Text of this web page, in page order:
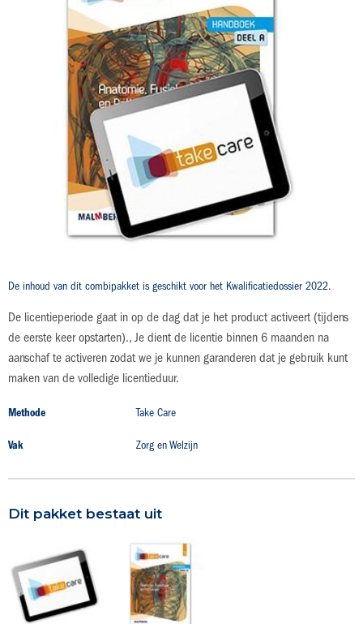
licentie)
€ 50,00
ISBN: 978-94-020-3910-8
Anatomie, Fysiologie en Pathologie
Deel A 2019
licentie 48 maanden
Productdetails
De inhoud van dit combipakket is geschikt voor het Kwalificatiedossier 2022.
De licentieperiode gaat in op de dag dat je het product activeert (tijdens
de eerste keer opstarten)., Je dient de licentie binnen 6 maanden na
aanschaf te activeren zodat we je kunnen garanderen dat je gebruik kunt
maken van de volledige licentieduur.
Methode Take Care
Vak Zorg en Welzijn
Dit pakket bestaat uit